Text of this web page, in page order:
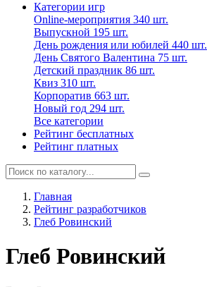
Категории игр
Online-мероприятия 340 шт.
Выпускной 195 шт.
День рождения или юбилей 440 шт.
День Святого Валентина 75 шт.
Детский праздник 86 шт.
Квиз 310 шт.
Корпоратив 663 шт.
Новый год 294 шт.
Все категории
Рейтинг бесплатных
Рейтинг платных
Главная
Рейтинг разработчиков
Глеб Ровинский
Глеб Ровинский